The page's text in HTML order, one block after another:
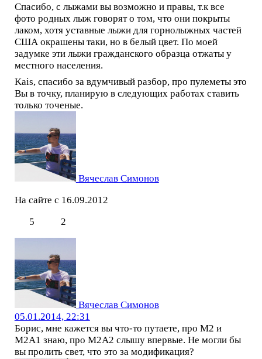
Спасибо, с лыжами вы возможно и правы, т.к все
фото родных лыж говорят о том, что они покрыты
лаком, хотя уставные лыжи для горнолыжных частей
США окрашены таки, но в белый цвет. По моей
задумке эти лыжи гражданского образца отжаты у
местного населения.
Kais, спасибо за вдумчивый разбор, про пулеметы это
Вы в точку, планирую в следующих работах ставить
только точеные.
Вячеслав Симонов
На сайте с 16.09.2012
5
2
Вячеслав Симонов
05.01.2014, 22:31
Борис, мне кажется вы что-то путаете, про М2 и
М2А1 знаю, про М2А2 слышу впервые. Не могли бы
вы пролить свет, что это за модификация?